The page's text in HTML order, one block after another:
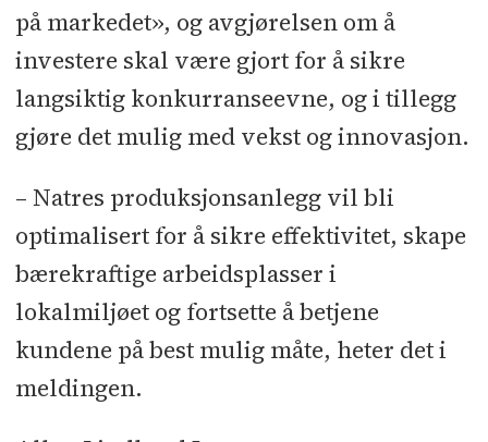
på markedet», og avgjørelsen om å
investere skal være gjort for å sikre
langsiktig konkurranseevne, og i tillegg
gjøre det mulig med vekst og innovasjon.
– Natres produksjonsanlegg vil bli
optimalisert for å sikre effektivitet, skape
bærekraftige arbeidsplasser i
lokalmiljøet og fortsette å betjene
kundene på best mulig måte, heter det i
meldingen.